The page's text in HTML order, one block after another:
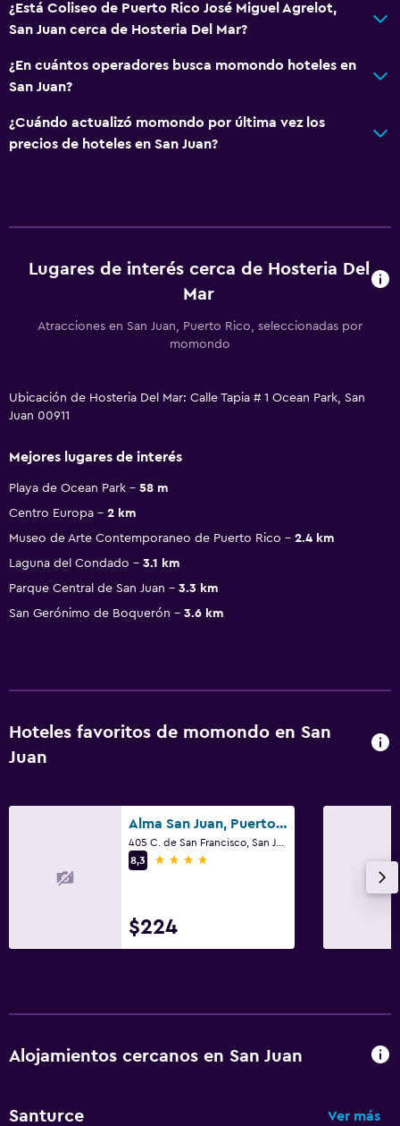
¿Está Coliseo de Puerto Rico José Miguel Agrelot,
San Juan cerca de Hosteria Del Mar?
¿En cuántos operadores busca momondo hoteles en
San Juan?
¿Cuándo actualizó momondo por última vez los
precios de hoteles en San Juan?
Lugares de interés cerca de Hosteria Del
Mar
Atracciones en San Juan, Puerto Rico, seleccionadas por
momondo
Ubicación de Hosteria Del Mar: Calle Tapia # 1 Ocean Park, San
Juan 00911
Mejores lugares de interés
Playa de Ocean Park
58 m
Centro Europa
2 km
Museo de Arte Contemporaneo de Puerto Rico
2.4 km
Laguna del Condado
3.1 km
Parque Central de San Juan
3.3 km
San Gerónimo de Boquerón
3.6 km
Hoteles favoritos de momondo en San
Juan
Alma San Juan, Puerto Rico, Autograph Collection
8,3
4 estrellas
$224
Alojamientos cercanos en San Juan
Santurce Ver más